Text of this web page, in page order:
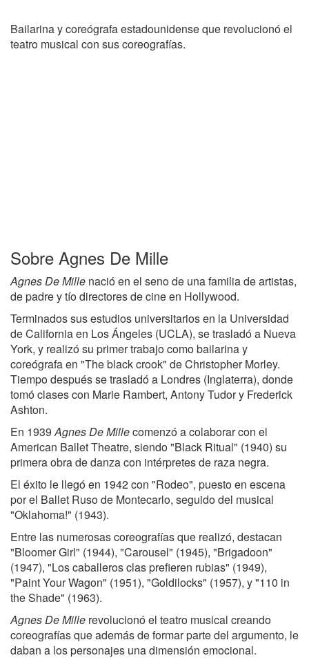
Bailarina y coreógrafa estadounidense que revolucionó el
teatro musical con sus coreografías.
Sobre Agnes De Mille
Agnes De Mille nació en el seno de una familia de artistas,
de padre y tío directores de cine en Hollywood.
Terminados sus estudios universitarios en la Universidad
de California en Los Ángeles (UCLA), se trasladó a Nueva
York, y realizó su primer trabajo como bailarina y
coreógrafa en "The black crook" de Christopher Morley.
Tiempo después se trasladó a Londres (Inglaterra), donde
tomó clases con Marie Rambert, Antony Tudor y Frederick
Ashton.
En 1939Agnes De Millecomenzó a colaborar con el
American Ballet Theatre, siendo "Black Ritual" (1940) su
primera obra de danza con intérpretes de raza negra.
El éxito le llegó en 1942 con "Rodeo", puesto en escena
por el Ballet Ruso de Montecarlo, seguido del musical
"Oklahoma!" (1943).
Entre las numerosas coreografías que realizó, destacan
"Bloomer Girl" (1944), "Carousel" (1945), "Brigadoon"
(1947), "Los caballeros clas prefieren rubias" (1949),
"Paint Your Wagon" (1951), "Goldilocks" (1957), y "110 in
the Shade" (1963).
Agnes De Mille revolucionó el teatro musical creando
coreografías que además de formar parte del argumento, le
daban a los personajes una dimensión emocional.